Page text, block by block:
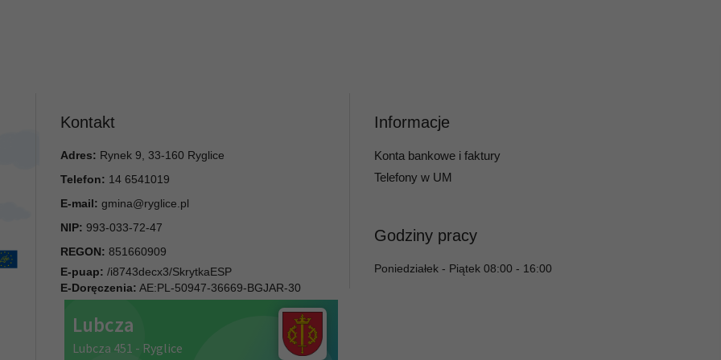
Kontakt
Adres: Rynek 9, 33-160 Ryglice
Telefon: 14 6541019
E-mail: gmina@ryglice.pl
NIP: 993-033-72-47
REGON: 851660909
E-puap: /i8743decx3/SkrytkaESP
E-Doręczenia: AE:PL-50947-36669-BGJAR-30
Informacje
Konta bankowe i faktury
Telefony w UM
Godziny pracy
Poniedziałek - Piątek 08:00 - 16:00